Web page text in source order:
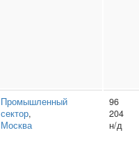
Промышленный
сектор,
Москва
96
204
н/д